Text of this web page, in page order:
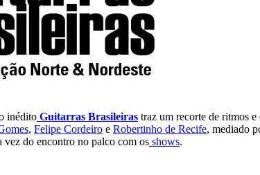
inédito Guitarras Brasileiras traz um recorte de ritmos e
, Felipe Cordeiro e Robertinho de Recife, mediado
vez do encontro no palco com os shows.